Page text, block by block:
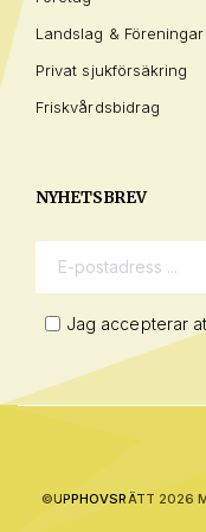
Landslag & Föreningar
Privat sjukförsäkring
Friskvårdsbidrag
NYHETSBREV
E-postadress:
Jag accepterar
©UPPHOVSRÄTT 2026